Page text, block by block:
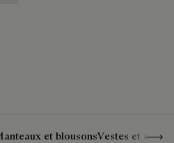
et blousonsVestes et